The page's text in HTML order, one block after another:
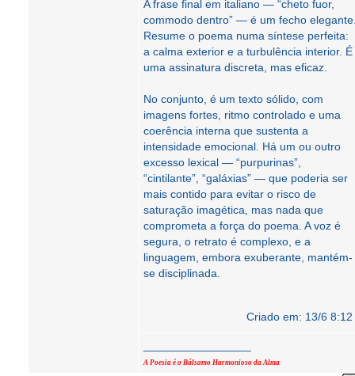
A frase final em italiano — “cheto fuor,
commodo dentro” — é um fecho
Resume o poema numa síntese perfeita:
a calma exterior e a turbulência interior. É
uma assinatura discreta, mas eficaz.
No conjunto, é um texto sólido, com
imagens fortes, ritmo controlado e uma
coerência interna que sustenta a
intensidade emocional. Há um ou outro
excesso lexical — “purpurinas”,
“cintilante”, “galáxias” — que poderia ser
mais contido para evitar o risco de
saturação imagética, mas nada que
comprometa a força do poema. A voz é
segura, o retrato é complexo, e a
linguagem, embora exuberante, mantém-
se disciplinada.
Criado em: 13/6 8:12
A Poesia é o Bálsamo Harmonioso da Alma